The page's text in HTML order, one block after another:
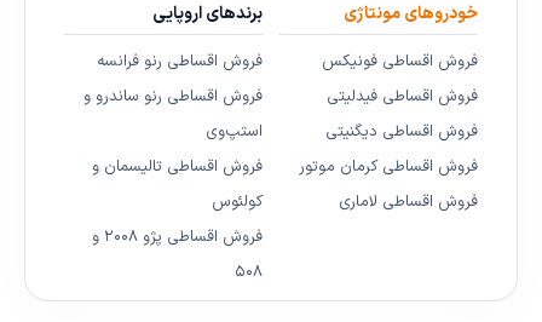
خودروهای مونتاژی
فروش اقساطی فونیکس
فروش اقساطی فیدلیتی
فروش اقساطی دیگنیتی
فروش اقساطی کرمان موتور
فروش اقساطی لاماری
برندهای اروپایی
فروش اقساطی رنو فرانسه
فروش اقساطی رنو ساندرو و
استپ‌وی
فروش اقساطی تالیسمان و
کولئوس
فروش اقساطی پژو ۲۰۰۸ و
۵۰۸